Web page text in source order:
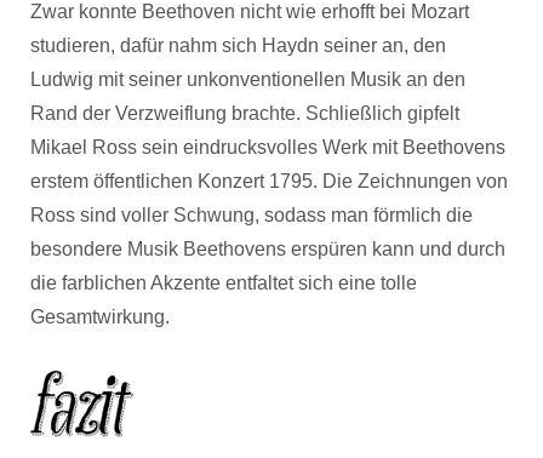
Zwar konnte Beethoven nicht wie erhofft bei Mozart
studieren, dafür nahm sich Haydn seiner an, den
Ludwig mit seiner unkonventionellen Musik an den
Rand der Verzweiflung brachte. Schließlich gipfelt
Mikael Ross sein eindrucksvolles Werk mit Beethovens
erstem öffentlichen Konzert 1795. Die Zeichnungen von
Ross sind voller Schwung, sodass man förmlich die
besondere Musik Beethovens erspüren kann und durch
die farblichen Akzente entfaltet sich eine tolle
Gesamtwirkung.